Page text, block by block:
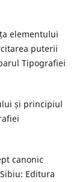
elementului
puterii
Tipografiei
și principiul
canonic
Editura